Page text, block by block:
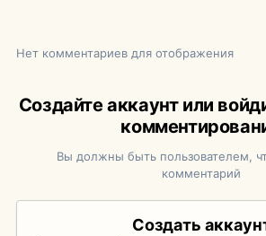
Нет комментариев для отображения
Создайте аккаунт или
Вы должны быть пользователем,
комментарий
Создать